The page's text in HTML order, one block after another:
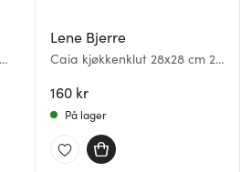
Lene Bjerre
Caia kjøkkenklut 28x28 cm 2
160 kr
På lager